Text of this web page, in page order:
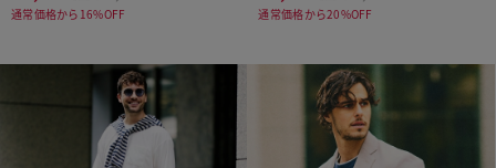
通常価格から16%OFF 通常価格から20%OFF